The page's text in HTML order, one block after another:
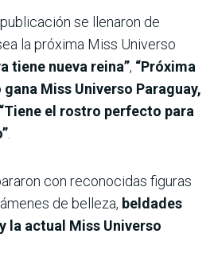
se llenaron de
la próxima Miss Universo
tiene nueva reina”, “Próxima
gana Miss Universo Paraguay,
“Tiene el rostro perfecto para
con reconocidas figuras
de belleza, beldades
la actual Miss Universo